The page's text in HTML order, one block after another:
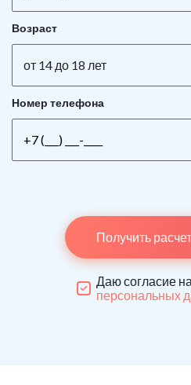
Возраст
от 14 до 18 лет
Номер телефона
Получить
Даю согласие
персональных